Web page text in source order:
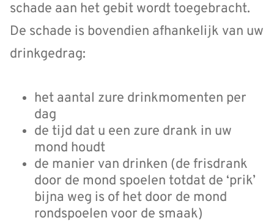
schade aan het gebit wordt toegebracht.
De schade is bovendien afhankelijk van uw
drinkgedrag:
het aantal zure drinkmomenten per
dag
de tijd dat u een zure drank in uw
mond houdt
de manier van drinken (de frisdrank
door de mond spoelen totdat de ‘prik’
bijna weg is of het door de mond
rondspoelen voor de smaak)